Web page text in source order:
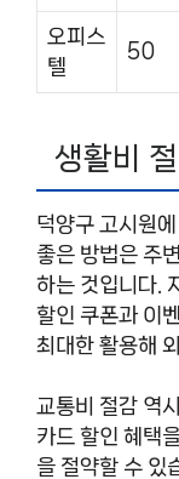
오피스
텔
50
생활비
덕양구 고시원
좋은 방법은 주
하는 것입니다.
할인 쿠폰과 이
최대한 활용해
교통비 절감 역
카드 할인 혜택
을 절약할 수 있